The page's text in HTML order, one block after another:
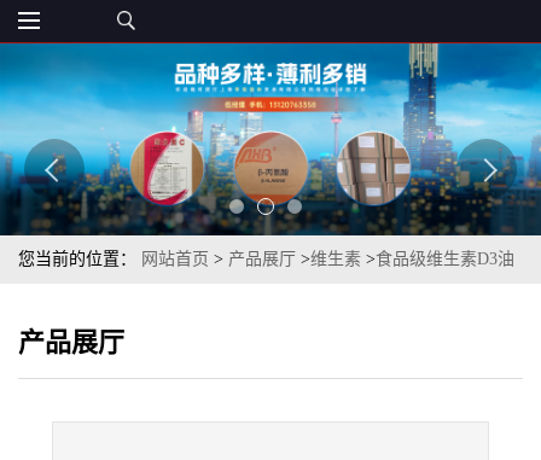
您当前的位置： 网站首页 > 产品展厅 >维生素 >食品级维生素D3油
产品展厅